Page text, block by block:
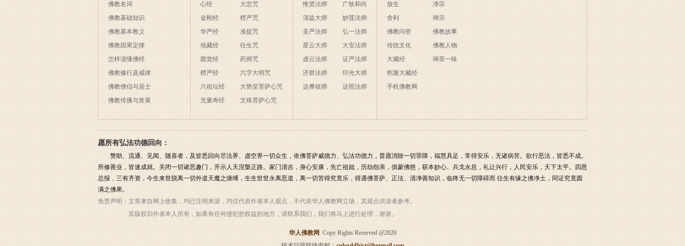
佛教名词
佛教基础知识
佛教基本教义
佛教因果定律
怎样读懂佛经
佛教修行及戒律
佛教僧侣与居士
佛教传播与发展
心经
金刚经
华严经
地藏经
圆觉经
楞严经
六祖坛经
无量寿经
大悲咒
楞严咒
准提咒
往生咒
药师咒
六字大明咒
大势至菩萨心咒
文殊菩萨心咒
惟贤法师
蕅益大师
圣严法师
星云大师
虚云法师
济群法师
达摩祖师
广钦和尚
妙莲法师
弘一法师
大安法师
证严法师
印光大师
达照法师
放生
舍利
佛教问答
传统文化
大藏经
乾隆大藏经
手机佛教网
净宗
禅宗
佛教故事
佛教人物
禅茶一味
愿所有弘法功德回向：
赞助、流通、见闻、随喜者，及皆悉回向尽法界、虚空界一切众生，依佛菩萨威德力、弘法功德力，普愿消除一切罪障，福慧具足，常得安乐，无诸病苦。欲行恶法，皆悉不成。
所修善业，皆速成就。关闭一切诸恶趣门，开示人天涅槃正路。家门清吉，身心安康，先亡祖妣，历劫怨亲，俱蒙佛慈，获本妙心。兵戈永息，礼让兴行，人民安乐，天下太平。四恩
总报，三有齐资，今生来世脱离一切外道天魔之缠缚，生生世世永离恶道，离一切苦得究竟乐，得遇佛菩萨、正法、清净善知识，临终无一切障碍而 往生有缘之佛净土，同证究竟圆
满之佛果。
免责声明： 文章来自网上收集，均已注明来源，均仅代表作者本人观点，不代表华人佛教网立场，其观点供读者参考。
其版权归作者本人所有，如果有任何侵犯您权益的地方，请联系我们，我们将马上进行处理，谢谢。
华人佛教网 Copy Rights Reserved @2020